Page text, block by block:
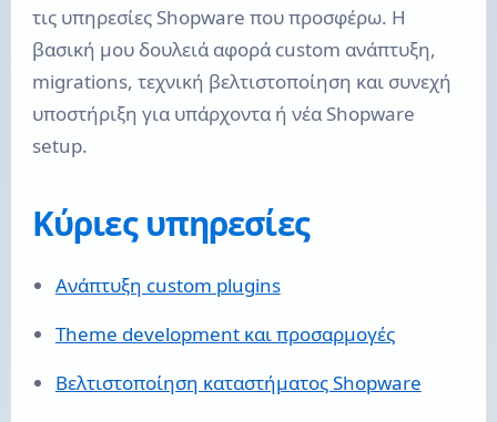
τις υπηρεσίες Shopware που προσφέρω. Η
βασική μου δουλειά αφορά custom ανάπτυξη,
migrations, τεχνική βελτιστοποίηση και συνεχή
υποστήριξη για υπάρχοντα ή νέα Shopware
setup.
Κύριες υπηρεσίες
Ανάπτυξη custom plugins
Theme development και προσαρμογές
Βελτιστοποίηση καταστήματος Shopware